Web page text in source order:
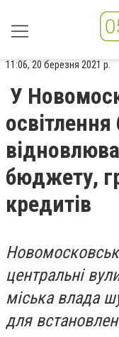
11:06, 20 березня 2021 р.
У
освітлення
бюджету,
кредитів
центральні
міська влада
для